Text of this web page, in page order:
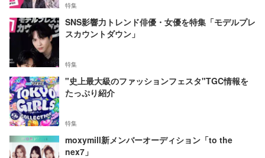
特集
SNS影響力トレンド俳優・女優を特集「モデルプレ
スカウントダウン」
特集
"史上最大級のファッションフェスタ"TGC情報を
たっぷり紹介
特集
moxymill新メンバーオーディション「to the
nex7」